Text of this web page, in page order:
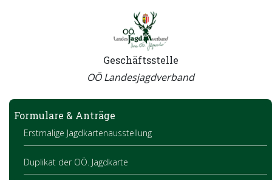
Geschäftsstelle
OÖ Landesjagdverband
Formulare & Anträge
Erstmalige Jagdkartenausstellung
Duplikat der OÖ. Jagdkarte